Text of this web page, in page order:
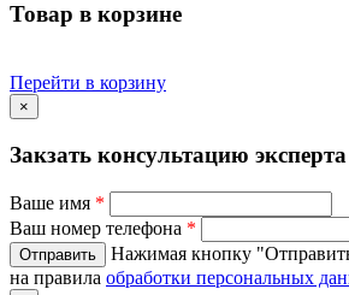
Товар в корзине
Перейти в корзину
×
Закзать консультацию эксперта
Ваше имя *
Ваш номер телефона *
Нажимая кнопку
на правила обработки персональных